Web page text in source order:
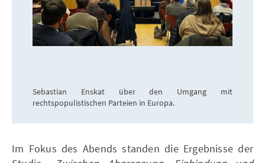
Sebastian Enskat über den Umgang mit
rechtspopulistischen Parteien in Europa.
Im Fokus des Abends standen die Ergebnisse der